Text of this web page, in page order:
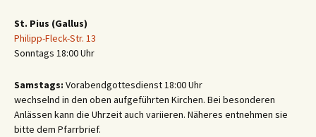
St. Pius (Gallus)
Philipp-Fleck-Str. 13
Sonntags 18:00 Uhr
Samstags: Vorabendgottesdienst 18:00 Uhr
wechselnd in den oben aufgeführten Kirchen. Bei besonderen
Anlässen kann die Uhrzeit auch variieren. Näheres entnehmen sie
bitte dem Pfarrbrief.